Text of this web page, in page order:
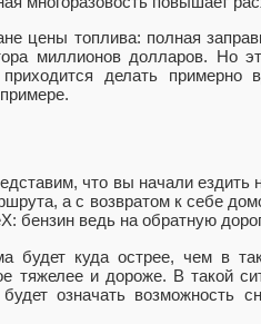
цены топлива: полная
миллионов долларов. Но
приходится делать
что вы начали ездить
а с возвратом к себе
бензин ведь на обратную
будет куда острее, чем в
тяжелее и дороже. В такой
будет означать возможность